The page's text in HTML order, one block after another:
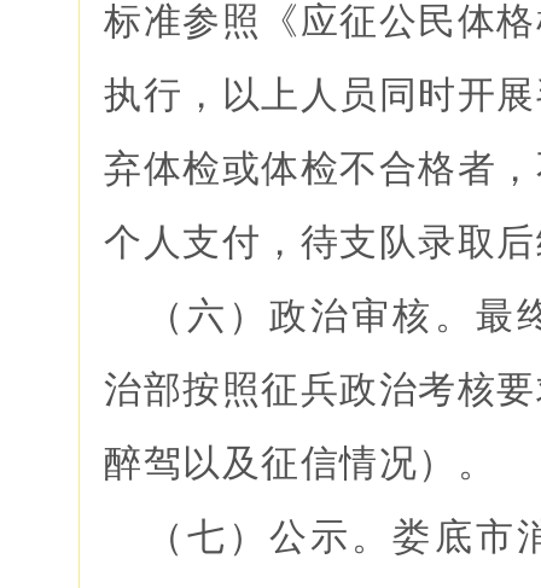
标准参照《应征公民体
执行，以上人员同时开
弃体检或体检不合格者
个人支付，待支队录取
（六）政治审核。
治部按照征兵政治考核
醉驾以及征信情况）。
（七）公示。娄底